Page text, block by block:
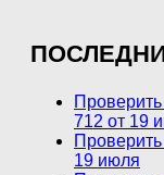
712 от 19
19 июля